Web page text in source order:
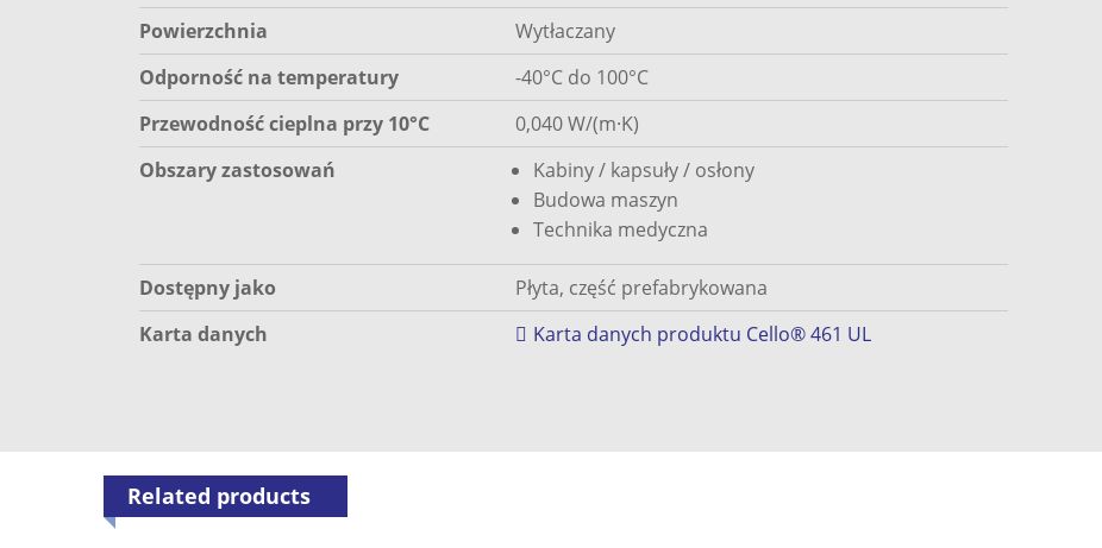
Powierzchnia
Wytłaczany
Odporność na temperatury
-40°C do 100°C
Przewodność cieplna przy 10°C
0,040 W/(m·K)
Obszary zastosowań
Kabiny / kapsuły / osłony
Budowa maszyn
Technika medyczna
Dostępny jako
Płyta, część prefabrykowana
Karta danych
Karta danych produktu Cello® 461 UL
Related products